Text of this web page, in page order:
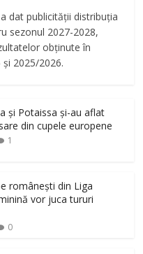
dat publicității distribuția
sezonul 2027-2028,
obținute în
2025/2026.
și Potaissa și-au aflat
din cupele europene
1
românești din Liga
vor juca tururi
0